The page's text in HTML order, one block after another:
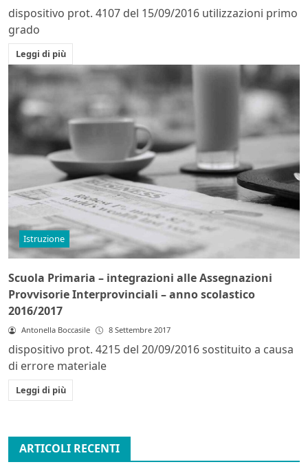
dispositivo prot. 4107 del 15/09/2016 utilizzazioni primo
grado
Leggi di più
Istruzione
Scuola Primaria – integrazioni alle Assegnazioni
Provvisorie Interprovinciali – anno scolastico
2016/2017
Antonella Boccasile 8 Settembre 2017
dispositivo prot. 4215 del 20/09/2016 sostituito a causa
di errore materiale
Leggi di più
ARTICOLI RECENTI